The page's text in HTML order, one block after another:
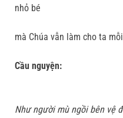
nhỏ bé
mà Chúa vẫn làm cho ta
Cầu nguyện:
Như người mù ngồi bên vệ